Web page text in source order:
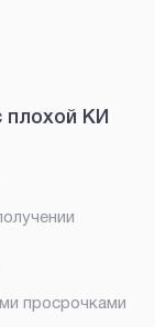
плохой КИ
просрочками